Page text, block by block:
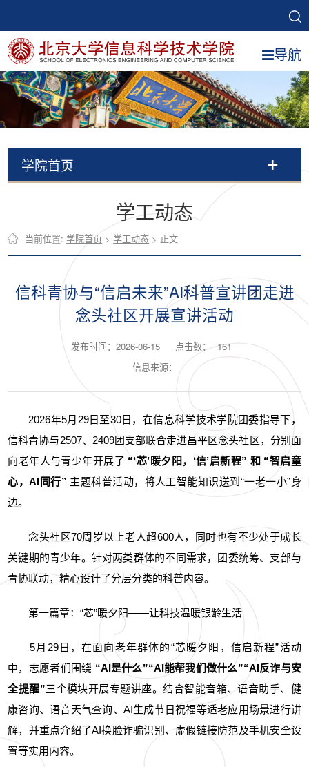
导航
学院首页
学工动态
当前位置:学院首页 >学工动态 > 正文
信科青协与“信启未来”AI科普宣讲团走进
念头社区开展宣讲活动
发布时间：2026-06-15 点击数： 161
信息来源：
2026年5月29日至30日，在信息科学技术学院团委指导下，
信科青协与2507、2409团支部联合走进昌平区念头社区，分别面
向老年人与青少年开展了 “‘芯’暖夕阳，‘信’启新程” 和 “智启童
心，AI同行” 主题科普活动，将人工智能知识送到“一老一小”身
边。
念头社区70周岁以上老人超600人，同时也有不少处于成长
关键期的青少年。针对两类群体的不同需求，团委统筹、支部与
青协联动，精心设计了分层分类的科普内容。
第一篇章：“芯”暖夕阳——让科技温暖银龄生活
5月29日，在面向老年群体的“芯暖夕阳，信启新程”活动
中，志愿者们围绕 “AI是什么”“AI能帮我们做什么”“AI反诈与安
全提醒”三个模块开展专题讲座。结合智能音箱、语音助手、健
康咨询、语音天气查询、AI生成节日祝福等适老应用场景进行讲
解，并重点介绍了AI换脸诈骗识别、虚假链接防范及手机安全设
置等实用内容。